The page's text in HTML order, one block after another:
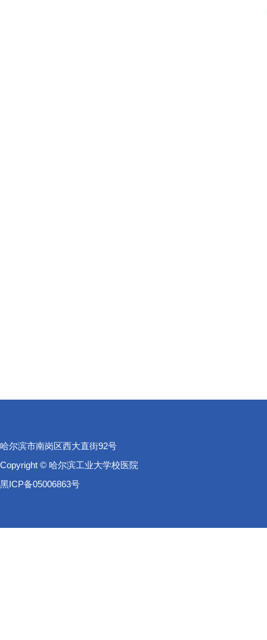
哈尔滨市南岗区西大直街92号
Copyright © 哈尔滨工业大学校医院
黑ICP备05006863号